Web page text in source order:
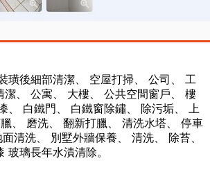
璜後細部清潔、 空屋打掃、 公司、 工
潔、 公寓、 大樓、 公共空間窗戶、 樓
、 白鐵門、 白鐵窗除鏽、 除污垢、 上
、 磨洗、 翻新打臘、 清洗水塔、 停車
清洗、 別墅外牆保養、 清洗、 除苔、
玻璃長年水漬清除。